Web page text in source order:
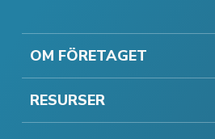
OM FÖRETAGET
RESURSER